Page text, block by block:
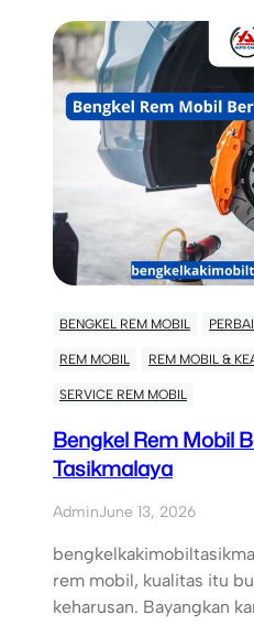
BENGKEL REM MOBIL
REM MOBIL REM MOBIL &
SERVICE REM MOBIL
Bengkel Rem Mobil
Tasikmalaya
AdminJune 13, 2026
rem mobil, kualitas itu
keharusan. Bayangkan